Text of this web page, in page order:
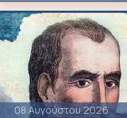
08 Αυγούστου 2026